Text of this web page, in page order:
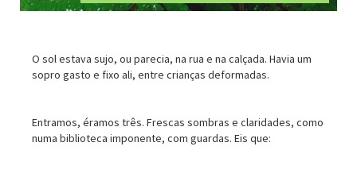
O sol estava sujo, ou parecia, na rua e na calçada. Havia um
sopro gasto e fixo ali, entre crianças deformadas.
Entramos, éramos três. Frescas sombras e claridades, como
numa biblioteca imponente, com guardas. Eis que: